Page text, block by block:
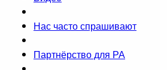
Нас часто спрашивают
Партнёрство для РА